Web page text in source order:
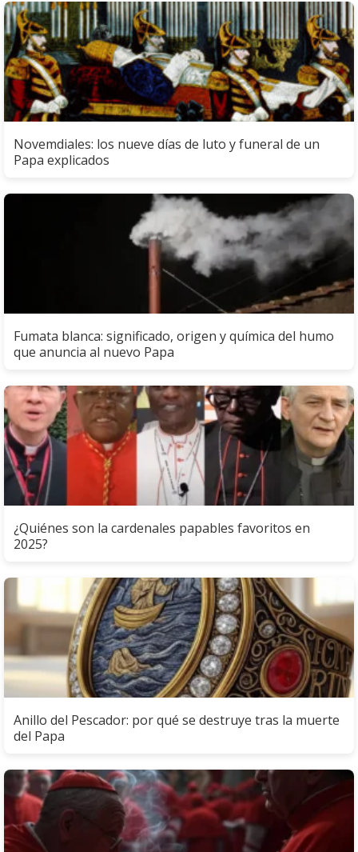
Novemdiales: los nueve días de luto y funeral de un
Papa explicados
Fumata blanca: significado, origen y química del humo
que anuncia al nuevo Papa
¿Quiénes son la cardenales papables favoritos en
2025?
Anillo del Pescador: por qué se destruye tras la muerte
del Papa